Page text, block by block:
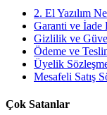
2. El Yazılım
Garanti ve İade
Gizlilik ve
Ödeme ve
Üyelik
Mesafeli Satış
Çok Satanlar